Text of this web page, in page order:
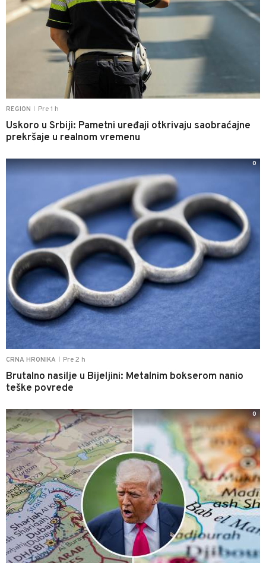
REGION Pre 1 h
Uskoro u Srbiji: Pametni uređaji otkrivaju saobraćajne
prekršaje u realnom vremenu
CRNA HRONIKA Pre 2 h
Brutalno nasilje u Bijeljini: Metalnim bokserom nanio
teške povrede
0
0